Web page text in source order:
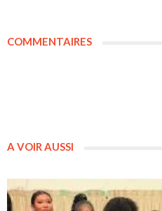
COMMENTAIRES
A VOIR AUSSI